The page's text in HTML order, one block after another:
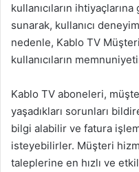
kullanıcıların
sunarak, kullanıcı
nedenle, Kablo TV
kullanıcıların
Kablo TV aboneleri,
yaşadıkları sorunları
bilgi alabilir ve fatura
isteyebilirler. Müşteri
taleplerine en hızlı ve